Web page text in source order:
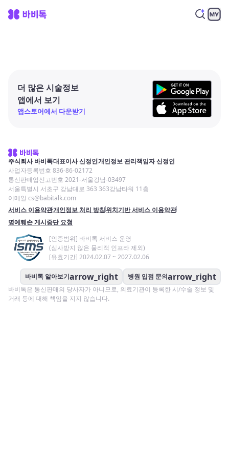
더 많은 시술정보
앱에서 보기
앱스토어에서 다운받기
주식회사 바비톡대표이사 신정인개인정보 관리책임자 신정인
사업자등록번호 836-86-02172
통신판매업신고번호 2021-서울강남-03497
서울특별시 서초구 강남대로 363 363강남타워 11층
이메일 cs@babitalk.com
서비스 이용약관개인정보 처리 방침위치기반 서비스 이용약관
명예훼손 게시중단 요청
[인증범위] 바비톡 서비스 운영
(심사받지 않은 물리적 인프라 제외)
[유효기간] 2024.02.07 ~ 2027.02.06
바비톡 알아보기arrow_right 병원 입점 문의arrow_right
바비톡은 통신판매의 당사자가 아니므로, 의료기관이 등록한 시/수술 정보 및
거래 등에 대해 책임을 지지 않습니다.